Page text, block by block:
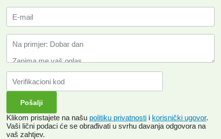
Klikom pristajete na našu politiku privatnosti i korisnički ugovor.
Vaši lični podaci će se obrađivati ​​u svrhu davanja odgovora na
vaš zahtjev.